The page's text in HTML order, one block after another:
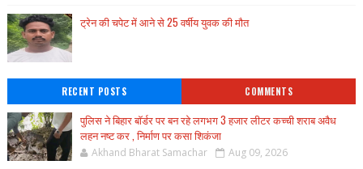
ट्रेन की चपेट में आने से 25 वर्षीय युवक की मौत
RECENT POSTS COMMENTS
पुलिस ने बिहार बॉर्डर पर बन रहे लगभग 3 हजार लीटर कच्ची शराब अवैध
लहन नष्ट कर , निर्माण पर कसा शिकंजा
Akhand Bharat Samachar Aug 09, 2026